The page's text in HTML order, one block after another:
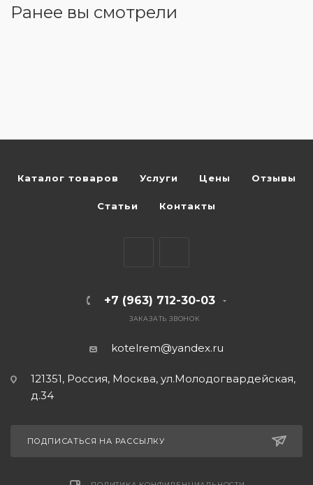
Ранее вы смотрели
Каталог товаров Услуги Цены Отзывы
Статьи Контакты
+7 (963) 712-30-03
ЗАКАЗАТЬ ЗВОНОК
kotelrem@yandex.ru
121351, Россия, Москва, ул.Молодогвардейская,
д.34
ПОДПИСАТЬСЯ НА РАССЫЛКУ